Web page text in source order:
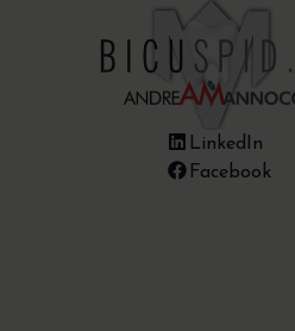
LinkedIn
Facebook